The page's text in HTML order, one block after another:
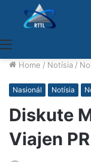
Home / Notísia /
Nasionál Notísia
Diskute
Viajen